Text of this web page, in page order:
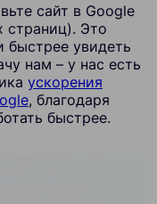
сайт в Google
страниц). Это
увидеть
нам – у нас есть
ускорения
, благодаря
быстрее.